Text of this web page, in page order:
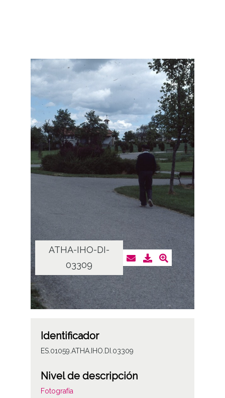
ATHA-IHO-DI-
03309
Identificador
ES.01059.ATHA.IHO.DI.03309
Nivel de descripción
Fotografía